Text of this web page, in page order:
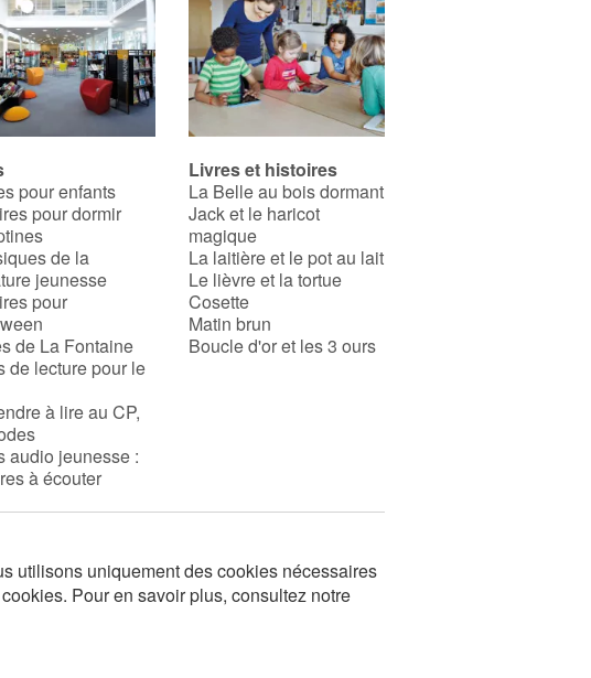
pour enfants
pour dormir
de la
jeunesse
pour
de La Fontaine
de lecture pour le
à lire au CP,
audio jeunesse :
à écouter
Livres et histoires
La Belle au bois dormant
Jack et le haricot
magique
La laitière et le pot au lait
Le lièvre et la tortue
Cosette
Matin brun
Boucle d'or et les 3 ours
utilisons uniquement des cookies nécessaires
Pour en savoir plus, consultez notre